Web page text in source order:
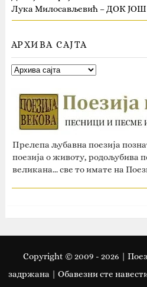
Лука Милосављевић – ДОК
АРХИВА САЈТА
Прелепа љубавна поезија
поезија о животу, родољубива
великана... све то имате на
Copyright © 2009 - 2026 |
задржана | Oбавезни сте